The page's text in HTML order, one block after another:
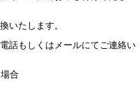
いたします。
話もしくはメールにてご連絡い
合